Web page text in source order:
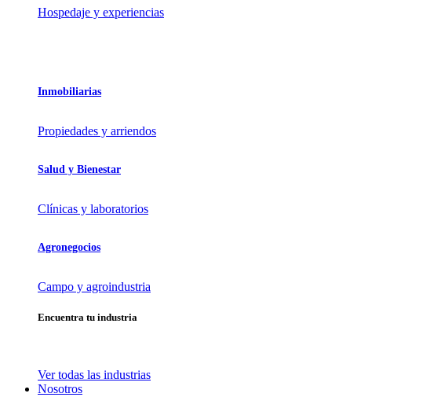
Hospedaje y experiencias
Inmobiliarias
Propiedades y arriendos
Salud y Bienestar
Clínicas y laboratorios
Agronegocios
Campo y agroindustria
Encuentra tu industria
Ver todas las industrias
Nosotros